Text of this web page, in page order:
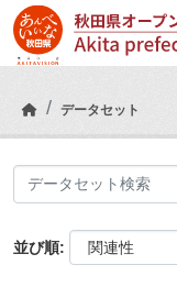
Skip to main content
データセット
並び順